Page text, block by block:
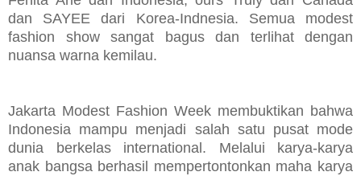
dan SAYEE dari Korea-Indnesia. Semua modest
fashion show sangat bagus dan terlihat dengan
nuansa warna kemilau.
Jakarta Modest Fashion Week membuktikan bahwa
Indonesia mampu menjadi salah satu pusat mode
dunia berkelas international. Melalui karya-karya
anak bangsa berhasil mempertontonkan maha karya